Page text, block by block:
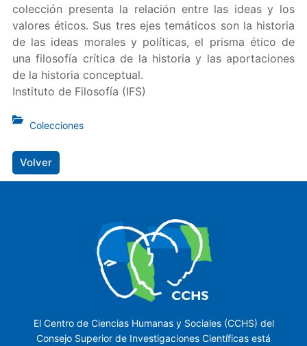
colección presenta la relación entre las ideas y los
valores éticos. Sus tres ejes temáticos son la historia
de las ideas morales y políticas, el prisma ético de
una filosofía crítica de la historia y las aportaciones
de la historia conceptual.
Instituto de Filosofía (IFS)
Colecciones
Volver
El Centro de Ciencias Humanas y Sociales (CCHS) del
Consejo Superior de Investigaciones Científicas está